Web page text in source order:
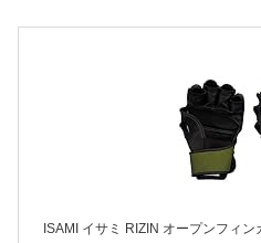
ISAMI イサミ RIZIN オープンフィ